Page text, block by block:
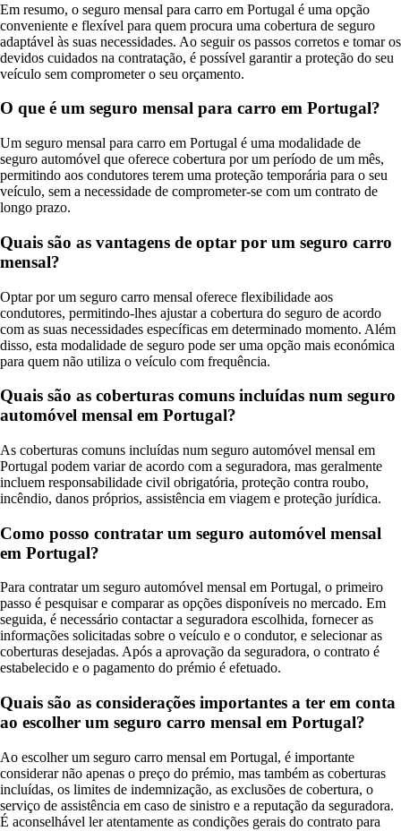
Em resumo, o seguro mensal para carro em Portugal é uma opção
conveniente e flexível para quem procura uma cobertura de seguro
adaptável às suas necessidades. Ao seguir os passos corretos e tomar os
devidos cuidados na contratação, é possível garantir a proteção do seu
veículo sem comprometer o seu orçamento.
O que é um seguro mensal para carro em Portugal?
Um seguro mensal para carro em Portugal é uma modalidade de
seguro automóvel que oferece cobertura por um período de um mês,
permitindo aos condutores terem uma proteção temporária para o seu
veículo, sem a necessidade de comprometer-se com um contrato de
longo prazo.
Quais são as vantagens de optar por um seguro carro
mensal?
Optar por um seguro carro mensal oferece flexibilidade aos
condutores, permitindo-lhes ajustar a cobertura do seguro de acordo
com as suas necessidades específicas em determinado momento. Além
disso, esta modalidade de seguro pode ser uma opção mais económica
para quem não utiliza o veículo com frequência.
Quais são as coberturas comuns incluídas num seguro
automóvel mensal em Portugal?
As coberturas comuns incluídas num seguro automóvel mensal em
Portugal podem variar de acordo com a seguradora, mas geralmente
incluem responsabilidade civil obrigatória, proteção contra roubo,
incêndio, danos próprios, assistência em viagem e proteção jurídica.
Como posso contratar um seguro automóvel mensal
em Portugal?
Para contratar um seguro automóvel mensal em Portugal, o primeiro
passo é pesquisar e comparar as opções disponíveis no mercado. Em
seguida, é necessário contactar a seguradora escolhida, fornecer as
informações solicitadas sobre o veículo e o condutor, e selecionar as
coberturas desejadas. Após a aprovação da seguradora, o contrato é
estabelecido e o pagamento do prémio é efetuado.
Quais são as considerações importantes a ter em conta
ao escolher um seguro carro mensal em Portugal?
Ao escolher um seguro carro mensal em Portugal, é importante
considerar não apenas o preço do prémio, mas também as coberturas
incluídas, os limites de indemnização, as exclusões de cobertura, o
serviço de assistência em caso de sinistro e a reputação da seguradora.
É aconselhável ler atentamente as condições gerais do contrato para